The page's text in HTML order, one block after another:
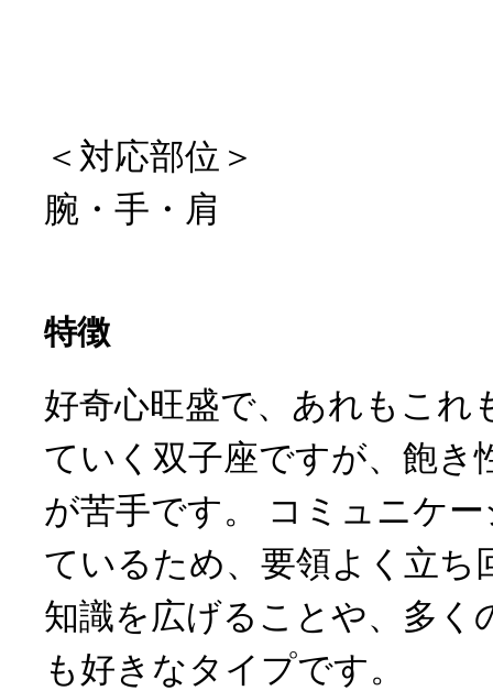
＜対応部位＞
腕・手・肩
特徴
好奇心旺盛で、あれもこれ
ていく双子座ですが、飽き
が苦手です。 コミュニケ
ているため、要領よく立ち
知識を広げることや、多く
も好きなタイプです。